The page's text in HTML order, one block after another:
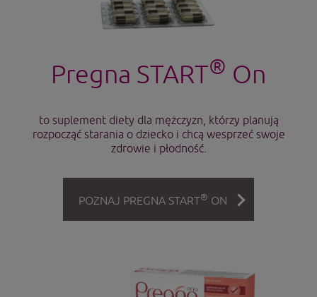
Pregna START® On
to suplement diety dla mężczyzn, którzy planują
rozpocząć starania o dziecko i chcą wesprzeć swoje
zdrowie i płodność.
POZNAJ PREGNA START® ON